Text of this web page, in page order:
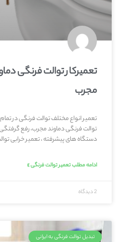
تعمیرکار توالت فرنگی
مجرب
تعمیر انواع مختلف توالت فرنگی در
توالت فرنگی دماوند مجرب، رفع گرفتگی
دستگاه های پیشرفته ، تعمیر خرابی
ادامه مطلب تعمیر توالت فرنگی »
2 دیدگاه
تبدیل توالت فرنگی به ایرانی